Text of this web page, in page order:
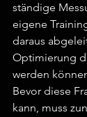
ständige
eigene
daraus
Optimierung
werden
Bevor diese
kann, muss